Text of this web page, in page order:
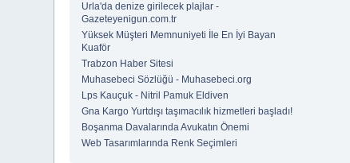
Urla'da denize girilecek plajlar -
Gazeteyenigun.com.tr
Yüksek Müşteri Memnuniyeti İle En İyi Bayan
Kuaför
Trabzon Haber Sitesi
Muhasebeci Sözlüğü - Muhasebeci.org
Lps Kauçuk - Nitril Pamuk Eldiven
Gna Kargo Yurtdışı taşımacılık hizmetleri başladı!
Boşanma Davalarında Avukatın Önemi
Web Tasarımlarında Renk Seçimleri